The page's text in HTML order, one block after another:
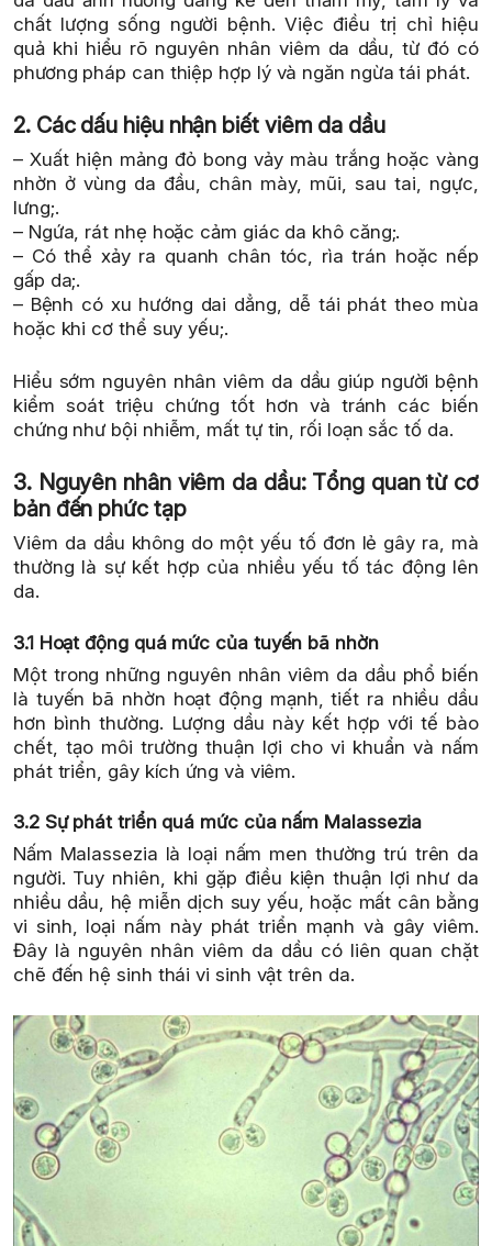
chất lượng sống người bệnh. Việc điều trị chỉ hiệu
quả khi hiểu rõ nguyên nhân viêm da dầu, từ đó có
phương pháp can thiệp hợp lý và ngăn ngừa tái phát.
2. Các dấu hiệu nhận biết viêm da dầu
– Xuất hiện mảng đỏ bong vảy màu trắng hoặc vàng
nhờn ở vùng da đầu, chân mày, mũi, sau tai, ngực,
lưng;.
– Ngứa, rát nhẹ hoặc cảm giác da khô căng;.
– Có thể xảy ra quanh chân tóc, rìa trán hoặc nếp
gấp da;.
– Bệnh có xu hướng dai dẳng, dễ tái phát theo mùa
hoặc khi cơ thể suy yếu;.
Hiểu sớm nguyên nhân viêm da dầu giúp người bệnh
kiểm soát triệu chứng tốt hơn và tránh các biến
chứng như bội nhiễm, mất tự tin, rối loạn sắc tố da.
3. Nguyên nhân viêm da dầu: Tổng quan từ cơ
bản đến phức tạp
Viêm da dầu không do một yếu tố đơn lẻ gây ra, mà
thường là sự kết hợp của nhiều yếu tố tác động lên
da.
3.1 Hoạt động quá mức của tuyến bã nhờn
Một trong những nguyên nhân viêm da dầu phổ biến
là tuyến bã nhờn hoạt động mạnh, tiết ra nhiều dầu
hơn bình thường. Lượng dầu này kết hợp với tế bào
chết, tạo môi trường thuận lợi cho vi khuẩn và nấm
phát triển, gây kích ứng và viêm.
3.2 Sự phát triển quá mức của nấm Malassezia
Nấm Malassezia là loại nấm men thường trú trên da
người. Tuy nhiên, khi gặp điều kiện thuận lợi như da
nhiều dầu, hệ miễn dịch suy yếu, hoặc mất cân bằng
vi sinh, loại nấm này phát triển mạnh và gây viêm.
Đây là nguyên nhân viêm da dầu có liên quan chặt
chẽ đến hệ sinh thái vi sinh vật trên da.